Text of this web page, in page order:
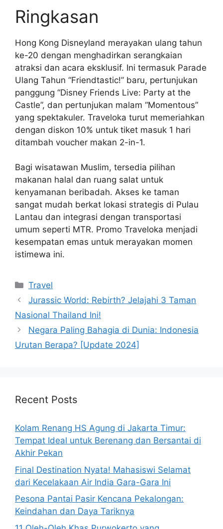
Ringkasan
Hong Kong Disneyland merayakan ulang tahun
ke-20 dengan menghadirkan serangkaian
atraksi dan acara eksklusif. Ini termasuk Parade
Ulang Tahun “Friendtastic!” baru, pertunjukan
panggung “Disney Friends Live: Party at the
Castle”, dan pertunjukan malam “Momentous”
yang spektakuler. Traveloka turut memeriahkan
dengan diskon 10% untuk tiket masuk 1 hari
ditambah voucher makan 2-in-1.
Bagi wisatawan Muslim, tersedia pilihan
makanan halal dan ruang salat untuk
kenyamanan beribadah. Akses ke taman
sangat mudah berkat lokasi strategis di Pulau
Lantau dan integrasi dengan transportasi
umum seperti MTR. Promo Traveloka menjadi
kesempatan emas untuk merayakan momen
istimewa ini.
Categories
Travel
Jurassic World: Rebirth? Jelajahi 3 Taman
Nasional Thailand Ini!
Negara Paling Bahagia di Dunia: Indonesia
Urutan Berapa? [Update 2024]
Recent Posts
Kolam Renang HS Agung di Jakarta Timur:
Tempat Ideal untuk Berenang dan Bersantai di
Akhir Pekan
Final Destination Nyata! Mahasiswi Selamat
dari Kecelakaan Air India Gara-Gara Ini
Pesona Pantai Pasir Kencana Pekalongan:
Keindahan dan Daya Tariknya